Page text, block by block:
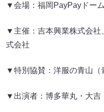
▼会場：福岡PayPayドーム
▼主催：吉本興業株式会社
式会社
▼特別協賛：洋服の青山（
▼出演者：博多華丸・大吉